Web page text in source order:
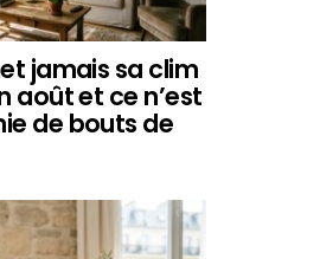
jamais sa clim
août et ce n’est
de bouts de